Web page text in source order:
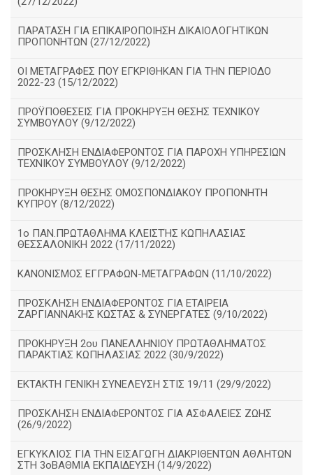
ΠΑΡΑΤΑΣΗ ΓΙΑ ΕΠΙΚΑΙΡΟΠΟΙΗΣΗ ΔΙΚΑΙΟΛΟΓΗΤΙΚΩΝ
ΠΡΟΠΟΝΗΤΩΝ (27/12/2022)
ΟΙ ΜΕΤΑΓΡΑΦΕΣ ΠΟΥ ΕΓΚΡΙΘΗΚΑΝ ΓΙΑ ΤΗΝ ΠΕΡΙΟΔΟ
2022-23 (15/12/2022)
ΠΡΟΫΠΟΘΕΣΕΙΣ ΓΙΑ ΠΡΟΚΗΡΥΞΗ ΘΕΣΗΣ ΤΕΧΝΙΚΟΥ
ΣΥΜΒΟΥΛΟΥ (9/12/2022)
ΠΡΟΣΚΛΗΣΗ ΕΝΔΙΑΦΕΡΟΝΤΟΣ ΓΙΑ ΠΑΡΟΧΗ ΥΠΗΡΕΣΙΩΝ
ΤΕΧΝΙΚΟΥ ΣΥΜΒΟΥΛΟΥ (9/12/2022)
ΠΡΟΚΗΡΥΞΗ ΘΕΣΗΣ ΟΜΟΣΠΟΝΔΙΑΚΟΥ ΠΡΟΠΟΝΗΤΗ
ΚΥΠΡΟΥ (8/12/2022)
1ο ΠΑΝ.ΠΡΩΤΑΘΛΗΜΑ ΚΛΕΙΣΤΉΣ ΚΩΠΗΛΑΣΙΑΣ
ΘΕΣΣΑΛΟΝΙΚΗ 2022 (17/11/2022)
ΚΑΝΟΝΙΣΜΟΣ ΕΓΓΡΑΦΩΝ-ΜΕΤΑΓΡΑΦΩΝ (11/10/2022)
ΠΡΟΣΚΛΗΣΗ ΕΝΔΙΑΦΕΡΟΝΤΟΣ ΓΙΑ ΕΤΑΙΡΕΙΑ
ΖΑΡΓΙΑΝΝΑΚΗΣ ΚΩΣΤΑΣ & ΣΥΝΕΡΓΑΤΕΣ (9/10/2022)
ΠΡΟΚΗΡΥΞΗ 2ου ΠΑΝΕΛΛΗΝΙΟΥ ΠΡΩΤΑΘΛΗΜΑΤΟΣ
ΠΑΡΑΚΤΙΑΣ ΚΩΠΗΛΑΣΙΑΣ 2022 (30/9/2022)
ΕΚΤΑΚΤΗ ΓΕΝΙΚΗ ΣΥΝΕΛΕΥΣΗ ΣΤΙΣ 19/11 (29/9/2022)
ΠΡΟΣΚΛΗΣΗ ΕΝΔΙΑΦΕΡΟΝΤΟΣ ΓΙΑ ΑΣΦΑΛΕΙΕΣ ΖΩΗΣ
(26/9/2022)
ΕΓΚΥΚΛΙΟΣ ΓΙΑ ΤΗΝ ΕΙΣΑΓΩΓΗ ΔΙΑΚΡΙΘΕΝΤΩΝ ΑΘΛΗΤΩΝ
ΣΤΗ 3οΒΑΘΜΙΑ ΕΚΠΑΙΔΕΥΣΗ (14/9/2022)